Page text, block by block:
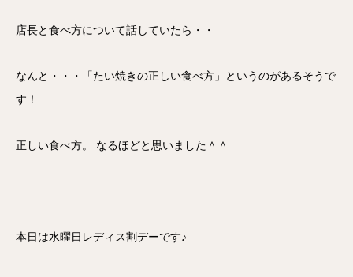
店長と食べ方について話していたら・・
なんと・・・「たい焼きの正しい食べ方」というのがあるそうで
す！
正しい食べ方。 なるほどと思いました＾＾
本日は水曜日レディス割デーです♪